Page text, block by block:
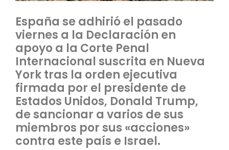
España se adhirió el pasado
viernes a la Declaración en
apoyo a la Corte Penal
Internacional suscrita en Nueva
York tras la orden ejecutiva
firmada por el presidente de
Estados Unidos, Donald Trump,
de sancionar a varios de sus
miembros por sus «acciones»
contra este país e Israel.